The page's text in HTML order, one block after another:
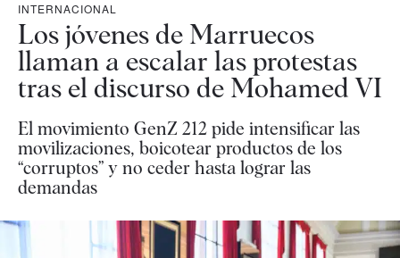
INTERNACIONAL
Los jóvenes de Marruecos
llaman a escalar las protestas
tras el discurso de Mohamed VI
El movimiento GenZ 212 pide intensificar las
movilizaciones, boicotear productos de los
“corruptos” y no ceder hasta lograr las
demandas